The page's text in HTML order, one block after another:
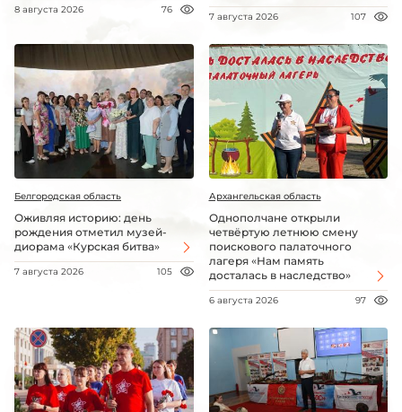
8 августа 2026 76
7 августа 2026 107
Белгородская область
Оживляя историю: день
рождения отметил музей-
диорама «Курская битва»
7 августа 2026 105
Архангельская область
Однополчане открыли
четвёртую летнюю смену
поискового палаточного
лагеря «Нам память
досталась в наследство»
6 августа 2026 97